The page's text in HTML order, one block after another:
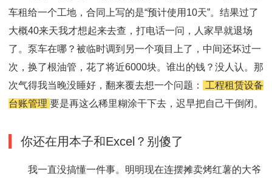
车租给一个工地，合同上写的是“预计使用10天”。结果过了
大概40来天我才想起来去查，打电话一问，人家早就退场
了。泵车在哪？被临时调到另一个项目上了，中间还坏过一
次，换了根油管，花了将近6000块。谁出的钱？没人认。那
次气得我当晚没睡好，翻来覆去想一个问题：
工程租赁设备
台账管理 要是再这么稀里糊涂干下去，迟早把自己干倒闭。
你还在用本子和Excel？别傻了
我一直没搞懂一件事。明明现在连摆摊卖烤红薯的大爷